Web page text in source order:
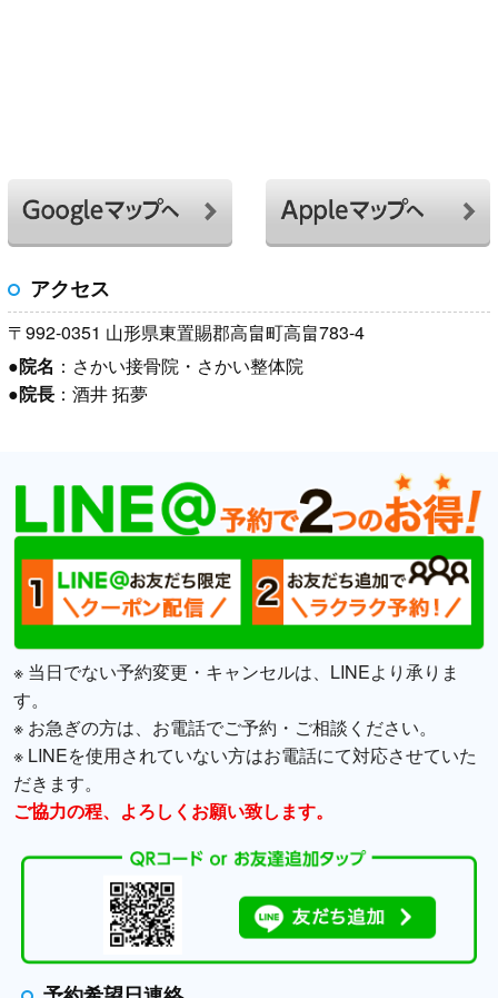
アクセス
〒992-0351 山形県東置賜郡高畠町高畠783-4
●院名 ：さかい接骨院・さかい整体院
●院長：酒井 拓夢
※ 当日でない予約変更・キャンセルは、LINEより承りま
す。
※ お急ぎの方は、お電話でご予約・ご相談ください。
※ LINEを使用されていない方はお電話にて対応させていた
だきます。
ご協力の程、よろしくお願い致します。